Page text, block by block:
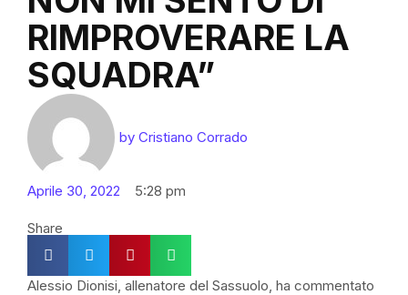
RIMPROVERARE LA
SQUADRA”
by Cristiano Corrado
Aprile 30, 2022 5:28 pm
Share
Alessio Dionisi, allenatore del Sassuolo, ha commentato